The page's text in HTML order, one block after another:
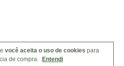
você aceita o uso de cookies para
de compra.
Entendi